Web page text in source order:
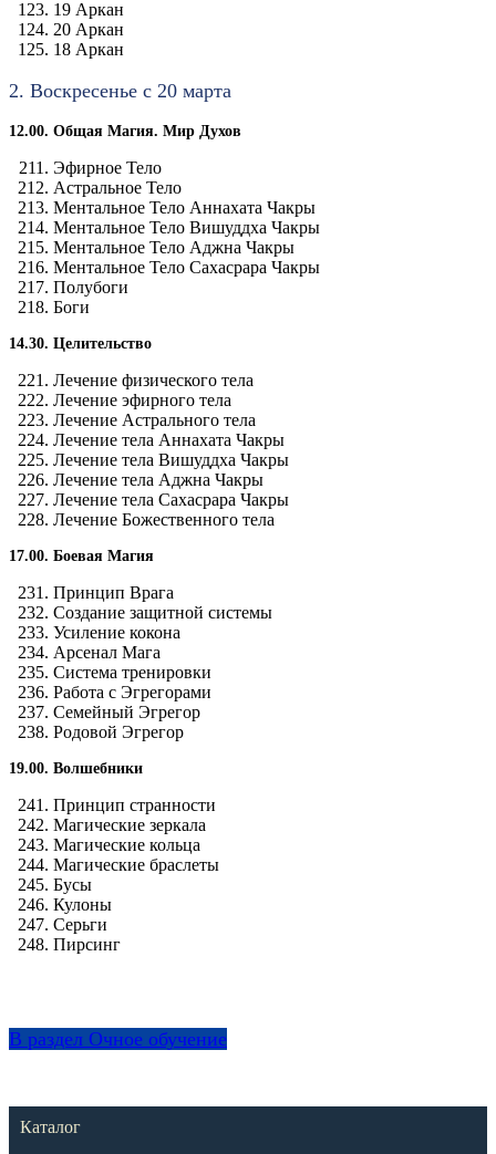
19 Аркан
20 Аркан
18 Аркан
2. Воскресенье с 20 марта
12.00. Общая Магия. Мир Духов
Эфирное Тело
Астральное Тело
Ментальное Тело Аннахата Чакры
Ментальное Тело Вишуддха Чакры
Ментальное Тело Аджна Чакры
Ментальное Тело Сахасрара Чакры
Полубоги
Боги
14.30. Целительство
Лечение физического тела
Лечение эфирного тела
Лечение Астрального тела
Лечение тела Аннахата Чакры
Лечение тела Вишуддха Чакры
Лечение тела Аджна Чакры
Лечение тела Сахасрара Чакры
Лечение Божественного тела
17.00. Боевая Магия
Принцип Врага
Создание защитной системы
Усиление кокона
Арсенал Мага
Система тренировки
Работа с Эгрегорами
Семейный Эгрегор
Родовой Эгрегор
19.00. Волшебники
Принцип странности
Магические зеркала
Магические кольца
Магические браслеты
Бусы
Кулоны
Серьги
Пирсинг
В раздел Очное обучение
Каталог